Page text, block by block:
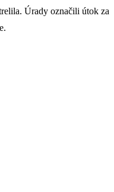
Úrady označili útok za